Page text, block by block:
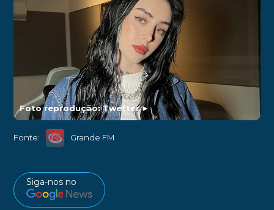
Foto reprodução: Twetter►
Fonte: Grande FM
Siga-nos no